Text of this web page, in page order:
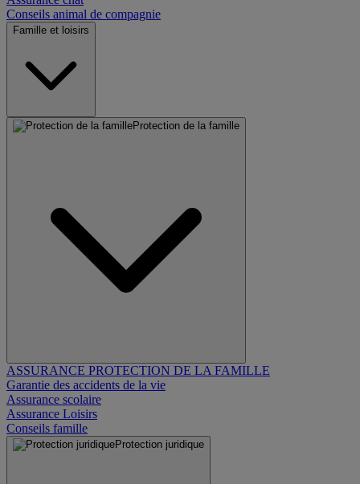
Conseils animal de compagnie
Famille et loisirs
Protection de la famille
ASSURANCE PROTECTION DE LA FAMILLE
Garantie des accidents de la vie
Assurance scolaire
Assurance Loisirs
Conseils famille
Protection juridique